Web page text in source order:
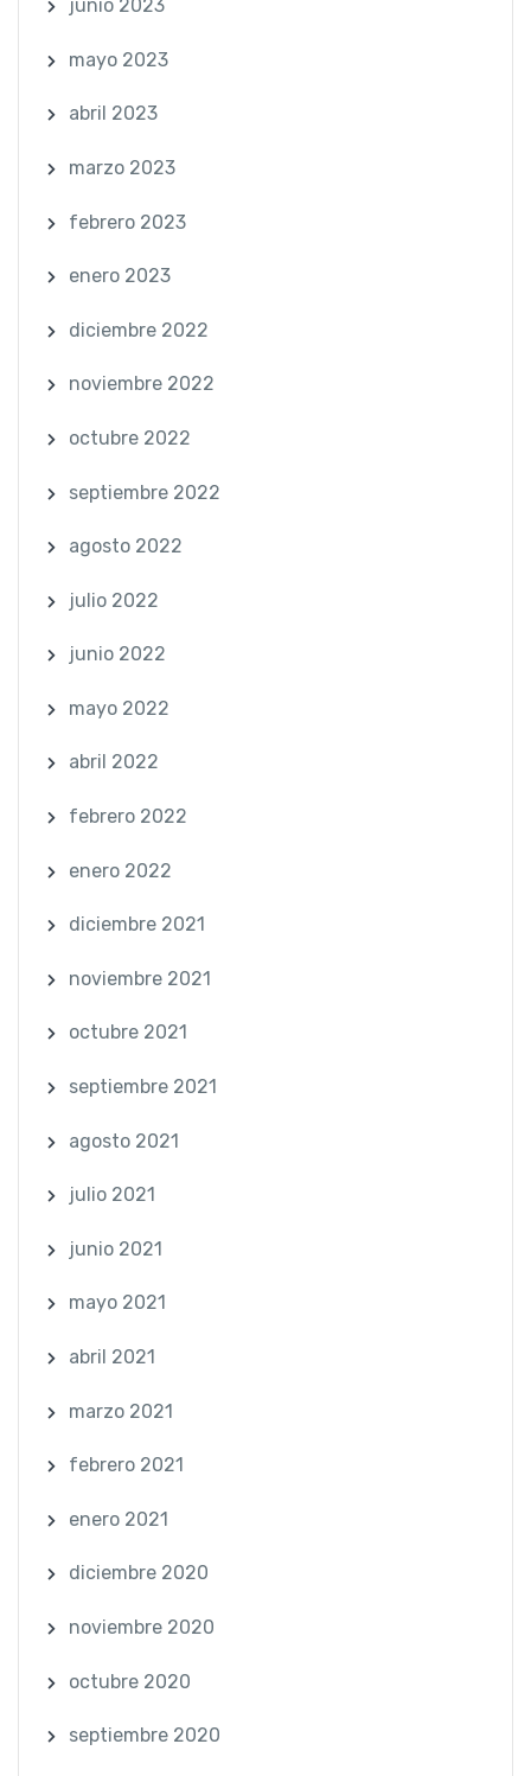
junio 2023
mayo 2023
abril 2023
marzo 2023
febrero 2023
enero 2023
diciembre 2022
noviembre 2022
octubre 2022
septiembre 2022
agosto 2022
julio 2022
junio 2022
mayo 2022
abril 2022
febrero 2022
enero 2022
diciembre 2021
noviembre 2021
octubre 2021
septiembre 2021
agosto 2021
julio 2021
junio 2021
mayo 2021
abril 2021
marzo 2021
febrero 2021
enero 2021
diciembre 2020
noviembre 2020
octubre 2020
septiembre 2020